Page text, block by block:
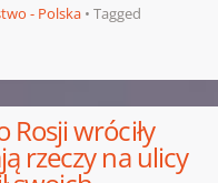
- Polska
Tagged
Rosji wróciły
rzeczy na ulicy